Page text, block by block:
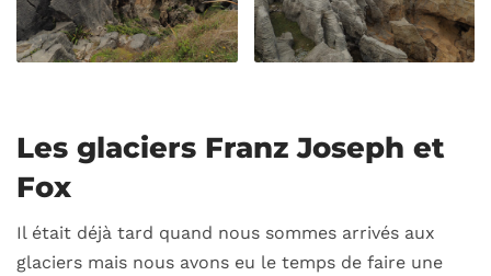
Les glaciers Franz Joseph et
Fox
Il était déjà tard quand nous sommes arrivés aux
glaciers mais nous avons eu le temps de faire une